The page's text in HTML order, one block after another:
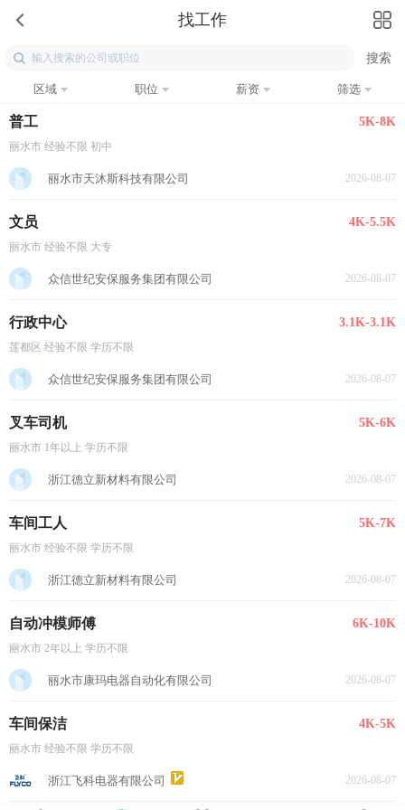
找工作
区域 职位 薪资 筛选
普工 5K-8K
丽水市 经验不限 初中
丽水市天沐斯科技有限公司 2026-08-07
文员 4K-5.5K
丽水市 经验不限 大专
众信世纪安保服务集团有限公司 2026-08-07
行政中心 3.1K-3.1K
莲都区 经验不限 学历不限
众信世纪安保服务集团有限公司 2026-08-07
叉车司机 5K-6K
丽水市 1年以上 学历不限
浙江德立新材料有限公司 2026-08-07
车间工人 5K-7K
丽水市 经验不限 学历不限
浙江德立新材料有限公司 2026-08-07
自动冲模师傅 6K-10K
丽水市 2年以上 学历不限
丽水市康玛电器自动化有限公司 2026-08-07
车间保洁 4K-5K
丽水市 经验不限 学历不限
浙江飞科电器有限公司 2026-08-07